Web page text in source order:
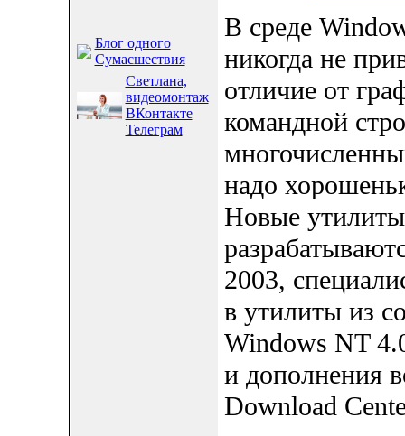
Блог одного
Сумасшествия
Светлана,
видеомонтаж
ВКонтакте
Телеграм
В среде
никогда не
отличие от
командной
надо
Новые
2003,
в утилиты из
Windows NT
и дополнения
Download